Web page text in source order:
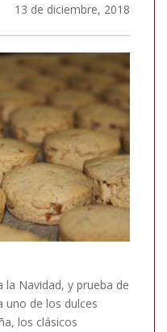
13 de diciembre, 2018
la Navidad, y prueba de
uno de los dulces
los clásicos